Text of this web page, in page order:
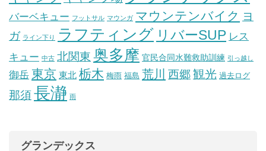
バーベキュー フットサル マウンガ マウンテンバイク ヨ
ガ ライン下り ラフティング リバーSUP レス
キュー 中古 北関東 奥多摩 官民合同水難救助訓練 引っ越し
御岳 東京 東北 栃木 梅雨 福島 荒川 西郷観光 過去ログ
那須長瀞 雨
グランデックス